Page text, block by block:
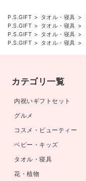
P.S.GIFT タオル・寝具
P.S.GIFT
タオル・寝具
P.S.GIFT
タオル・寝具
P.S.GIFT
タオル・寝具
カテゴリ一覧
内祝いギフトセット
グルメ
コスメ・ビューティー
ベビー・キッズ
タオル・寝具
花・植物